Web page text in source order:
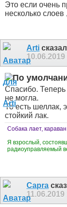
Это если очень
несколько
Arti
10.06.2019
Спасибо. Теперь
не могла.
То есть шеллак,
стойкий лак.
Собака лает, караван
Я взрослый,
радиоуправляемый
Capra
11.06.2019